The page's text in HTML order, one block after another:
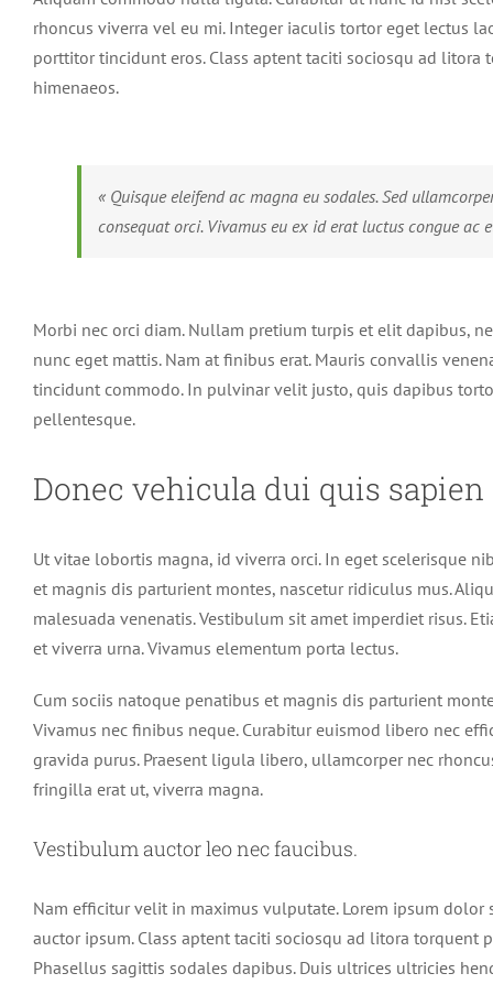
Image
rhoncus viverra vel eu mi. Integer iaculis tortor eget lectus
porttitor tincidunt eros. Class aptent taciti sociosqu ad litora
himenaeos.
« Quisque eleifend ac magna eu sodales. Sed
consequat orci. Vivamus eu ex id erat luctus congue ac
Morbi nec orci diam. Nullam pretium turpis et elit dapibus,
nunc eget mattis. Nam at finibus erat. Mauris convallis
tincidunt commodo. In pulvinar velit justo, quis dapibus
pellentesque.
Donec vehicula dui quis sapien
Ut vitae lobortis magna, id viverra orci. In eget scelerisque
et magnis dis parturient montes, nascetur ridiculus mus.
malesuada venenatis. Vestibulum sit amet imperdiet risus.
et viverra urna. Vivamus elementum porta lectus.
Cum sociis natoque penatibus et magnis dis parturient
Vivamus nec finibus neque. Curabitur euismod libero nec
gravida purus. Praesent ligula libero, ullamcorper nec
fringilla erat ut, viverra magna.
Vestibulum auctor leo nec faucibus.
Nam efficitur velit in maximus vulputate. Lorem ipsum
auctor ipsum. Class aptent taciti sociosqu ad litora torquent
Phasellus sagittis sodales dapibus. Duis ultrices ultricies